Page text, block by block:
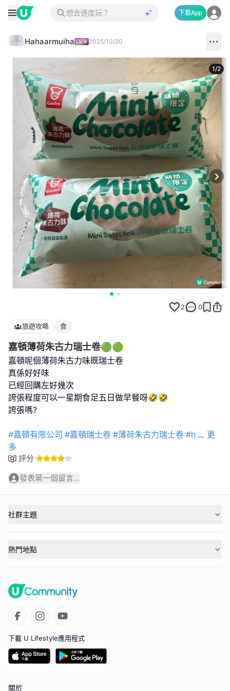
下載App
Hahaarmuiha 2025/10/20
1/2
2 0
旅遊攻略 食
嘉頓薄荷朱古力瑞士卷🟢🟢
嘉頓呢個薄荷朱古力味既瑞士卷
真係好好味
已經回購左好幾次
誇張程度可以一星期食足五日做早餐呀🤣🤣
誇張嗎?
#嘉頓有限公司 #嘉頓瑞士卷 #薄荷朱古力瑞士卷 #h ... 更
多
評分
發表第一個留言...
社群主題
熱門地點
下載 U Lifestyle應用程式
關於